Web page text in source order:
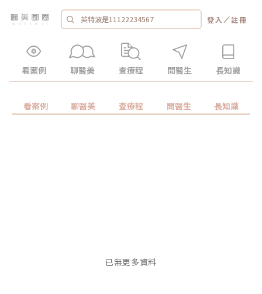
登入 ／註冊
看案例 聊醫美 查療程 問醫生 長知識
看案例 聊醫美 查療程 問醫生 長知識
已無更多資料